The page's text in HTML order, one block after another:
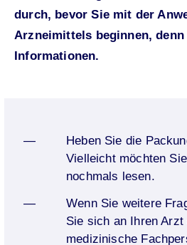
durch, bevor Sie mit der
Arzneimittels beginnen,
Informationen.
Heben Sie die
Vielleicht möchten
nochmals lesen.
Wenn Sie weitere
Sie sich an Ihren Arzt
medizinische